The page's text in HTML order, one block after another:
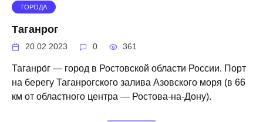
ГОРОДА
Таганрог
20.02.2023 0 361
Таганро́г — город в Ростовской области России. Порт
на берегу Таганрогского залива Азовского моря (в 66
км от областного центра — Ростова-на-Дону).